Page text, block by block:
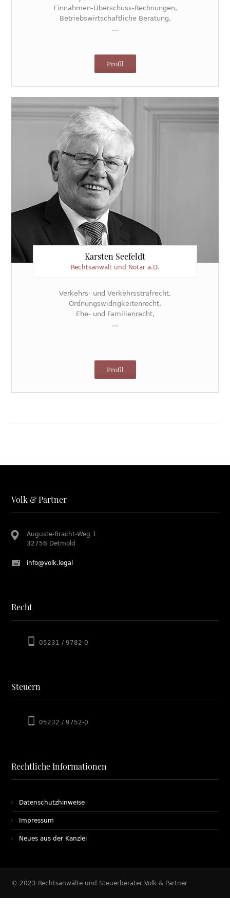
Einnahmen-Überschuss-Rechnungen,
Betriebswirtschaftliche Beratung,
...
Profil
Karsten Seefeldt
Rechtsanwalt und Notar a.D.
Verkehrs- und Verkehrsstrafrecht,
Ordnungswidrigkeitenrecht,
Ehe- und Familienrecht,
...
Profil
Volk & Partner
Auguste-Bracht-Weg 1
32756 Detmold
info@volk.legal
Recht
05231 / 9782-0
Steuern
05232 / 9752-0
Rechtliche Informationen
Datenschutzhinweise
Impressum
Neues aus der Kanzlei
© 2023 Rechtsanwälte und Steuerberater Volk & Partner